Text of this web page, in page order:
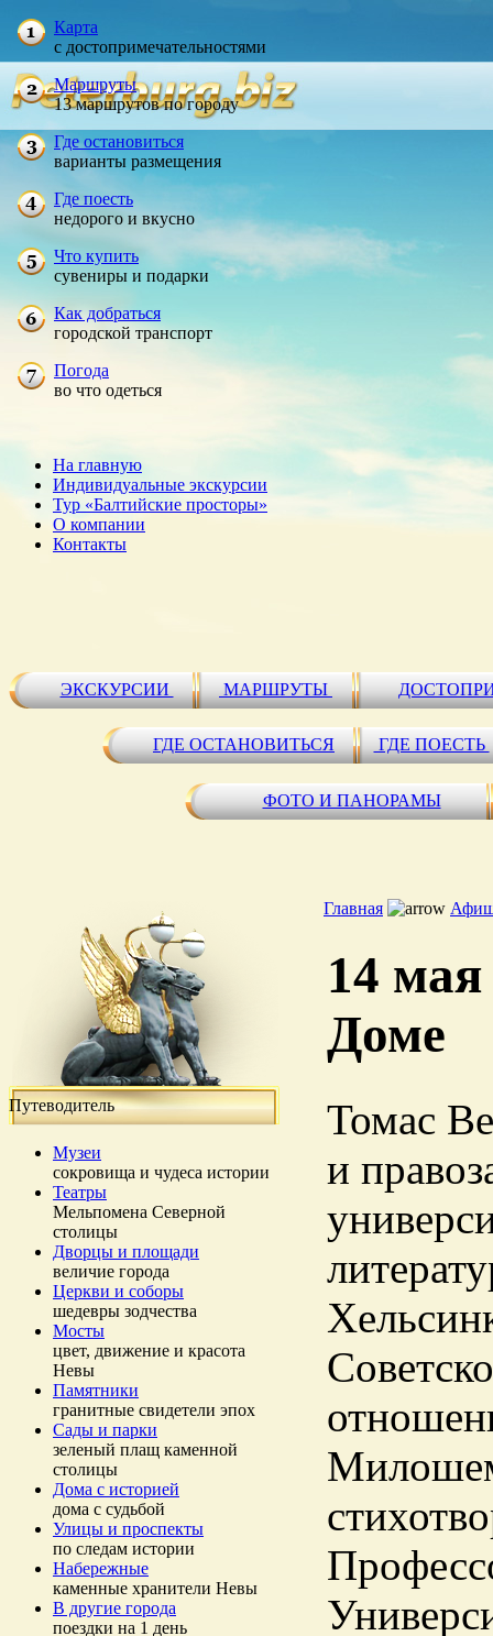
Карта
с достопримечательностями
Маршруты
13 маршрутов по городу
Где остановиться
варианты размещения
Где поесть
недорого и вкусно
Что купить
сувениры и подарки
Как добраться
городской транспорт
Погода
во что одеться
На главную
Индивидуальные экскурсии
Тур «Балтийские просторы»
О компании
Контакты
ЭКСКУРСИИ МАРШРУТЫ
ГДЕ ОСТАНОВИТЬСЯ ГДЕ ПОЕСТЬ
ФОТО И ПАНОРАМЫ
Путеводитель
Музеи
сокровища и чудеса истории
Театры
Мельпомена Северной
столицы
Дворцы и площади
величие города
Церкви и соборы
шедевры зодчества
Мосты
цвет, движение и красота
Невы
Памятники
гранитные свидетели эпох
Сады и парки
зеленый плащ каменной
столицы
Дома с историей
дома с судьбой
Улицы и проспекты
по следам истории
Набережные
каменные хранители Невы
В другие города
поездки на 1 день
Главная
14
Доме
Томас
и